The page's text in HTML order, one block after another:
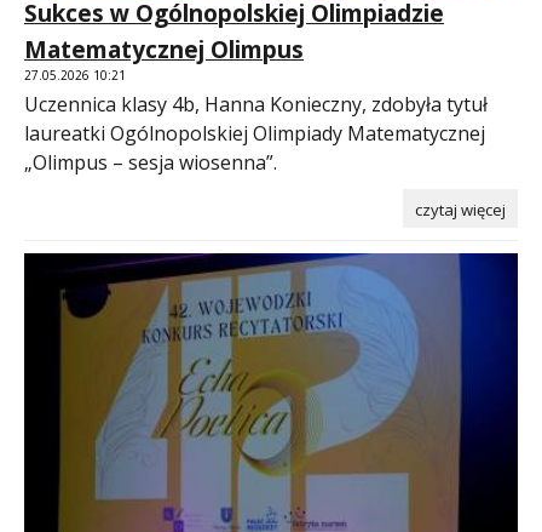
Sukces w Ogólnopolskiej Olimpiadzie
Matematycznej Olimpus
27.05.2026 10:21
Uczennica klasy 4b, Hanna Konieczny, zdobyła tytuł
laureatki Ogólnopolskiej Olimpiady Matematycznej
„Olimpus – sesja wiosenna”.
czytaj więcej